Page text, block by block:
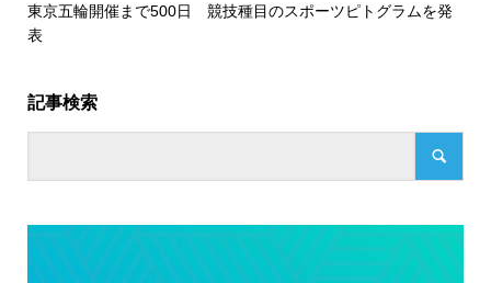
東京五輪開催まで500日 競技種目のスポーツピトグラムを発
表
記事検索